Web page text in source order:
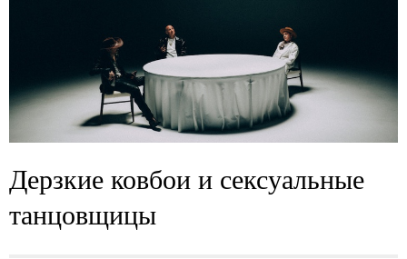
Дерзкие ковбои и сексуальные
танцовщицы